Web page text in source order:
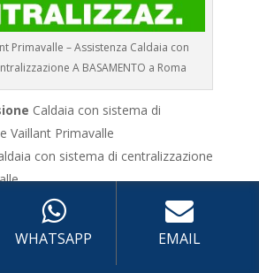
Primavalle – Assistenza Caldaia con
A BASAMENTO a Roma
Caldaia con sistema di
Vaillant Primavalle
con sistema di centralizzazione
Caldaia con sistema di
Vaillant Primavalle
con sistema di centralizzazione
WHATSAPP EMAIL